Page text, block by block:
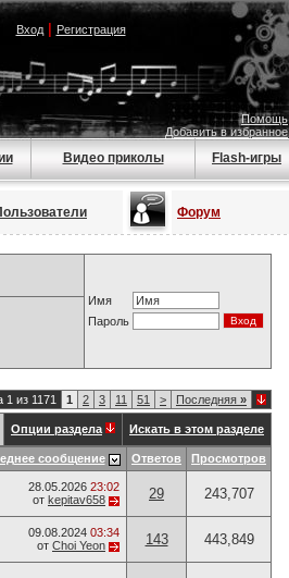
Вход| Регистрация
Помощь
Добавить в избранное
Видео приколы Flash-игры
Форум
Имя
Пароль
1 из 1171 1 2 3 11 51 > Последняя »
Опции раздела Искать в этом разделе
сообщение Ответов Просмотров
28.05.2026 23:02
от kepitav658 29 243,707
09.08.2024 03:34
от Choi Yeon 143 443,849